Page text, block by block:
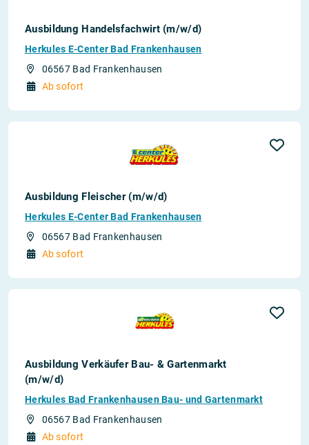
Ausbildung Handelsfachwirt (m/w/d)
Herkules E-Center Bad Frankenhausen
06567 Bad Frankenhausen
Ab sofort
Ausbildung Fleischer (m/w/d)
Herkules E-Center Bad Frankenhausen
06567 Bad Frankenhausen
Ab sofort
Ausbildung Verkäufer Bau- & Gartenmarkt
(m/w/d)
Herkules Bad Frankenhausen Bau- und Gartenmarkt
06567 Bad Frankenhausen
Ab sofort